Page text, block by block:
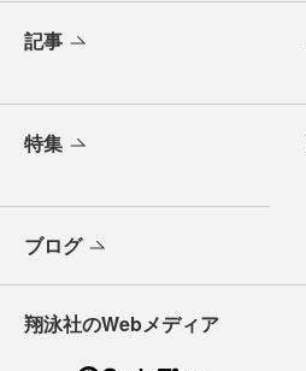
記事
特集
ブログ
翔泳社のWebメディア